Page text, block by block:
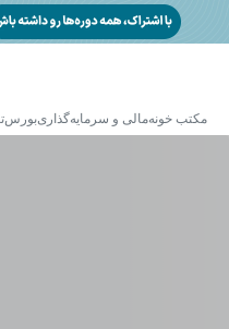
مکتب خونهمالی و سرمایه‌گذاریبورس